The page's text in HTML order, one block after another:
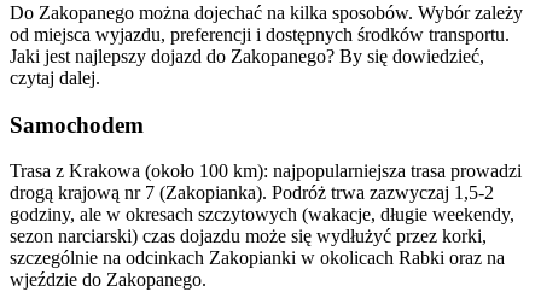
Do Zakopanego można dojechać na kilka sposobów. Wybór zależy
od miejsca wyjazdu, preferencji i dostępnych środków transportu.
Jaki jest najlepszy dojazd do Zakopanego? By się dowiedzieć,
czytaj dalej.
Samochodem
Trasa z Krakowa (około 100 km): najpopularniejsza trasa prowadzi
drogą krajową nr 7 (Zakopianka). Podróż trwa zazwyczaj 1,5-2
godziny, ale w okresach szczytowych (wakacje, długie weekendy,
sezon narciarski) czas dojazdu może się wydłużyć przez korki,
szczególnie na odcinkach Zakopianki w okolicach Rabki oraz na
wjeździe do Zakopanego.